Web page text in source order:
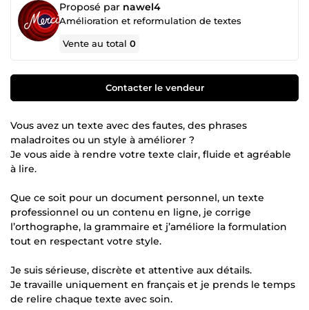
Proposé par nawel4
Amélioration et reformulation de textes
Vente au total0
Contacter le vendeur
Vous avez un texte avec des fautes, des phrases
maladroites ou un style à améliorer ?
Je vous aide à rendre votre texte clair, fluide et agréable
à lire.
Que ce soit pour un document personnel, un texte
professionnel ou un contenu en ligne, je corrige
l’orthographe, la grammaire et j’améliore la formulation
tout en respectant votre style.
Je suis sérieuse, discrète et attentive aux détails.
Je travaille uniquement en français et je prends le temps
de relire chaque texte avec soin.